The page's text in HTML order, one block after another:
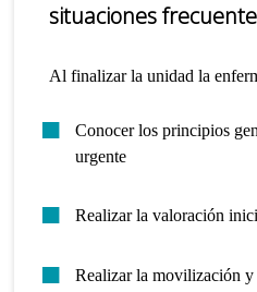
situaciones
Al finalizar la unidad la
Conocer los principios
urgente
Realizar la valoración
Realizar la movilización y